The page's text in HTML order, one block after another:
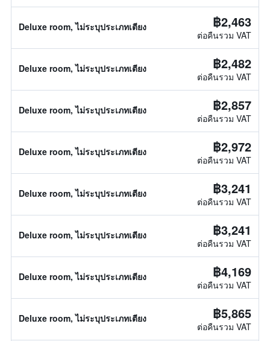
Deluxe room, ไม่ระบุประเภทเตียง ฿2,463
ต่อคืนรวม VAT
Deluxe room, ไม่ระบุประเภทเตียง ฿2,482
ต่อคืนรวม VAT
Deluxe room, ไม่ระบุประเภทเตียง ฿2,857
ต่อคืนรวม VAT
Deluxe room, ไม่ระบุประเภทเตียง ฿2,972
ต่อคืนรวม VAT
Deluxe room, ไม่ระบุประเภทเตียง ฿3,241
ต่อคืนรวม VAT
Deluxe room, ไม่ระบุประเภทเตียง ฿3,241
ต่อคืนรวม VAT
Deluxe room, ไม่ระบุประเภทเตียง ฿4,169
ต่อคืนรวม VAT
Deluxe room, ไม่ระบุประเภทเตียง ฿5,865
ต่อคืนรวม VAT